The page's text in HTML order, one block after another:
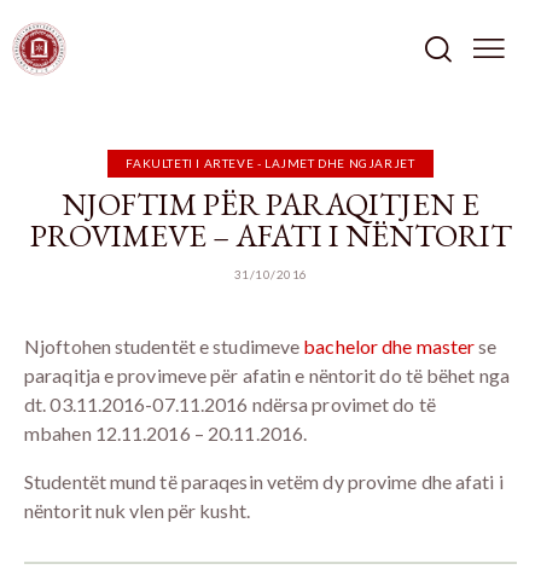
FAKULTETI I ARTEVE - LAJMET DHE NGJARJET
NJOFTIM PËR PARAQITJEN E
PROVIMEVE – AFATI I NËNTORIT
31/10/2016
Njoftohen studentët e studimeve bachelor dhe masterse
paraqitja e provimeve për afatin e nëntorit do të bëhet nga
dt. 03.11.2016-07.11.2016 ndërsa provimet do të
mbahen 12.11.2016 – 20.11.2016.
Studentët mund të paraqesin vetëm dy provime dhe afati i
nëntorit nuk vlen për kusht.